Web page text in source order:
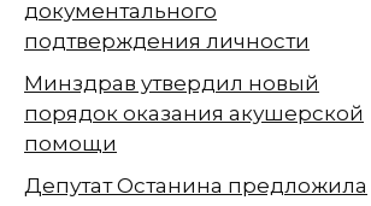
документального
подтверждения личности
Минздрав утвердил новый
порядок оказания акушерской
помощи
Депутат Останина предложила